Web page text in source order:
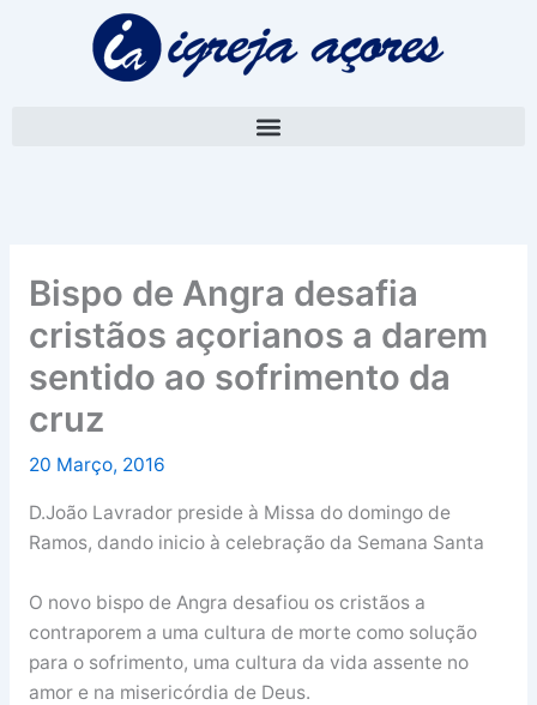
Bispo de Angra desafia
cristãos açorianos a darem
sentido ao sofrimento da
cruz
20 Março, 2016
D.João Lavrador preside à Missa do domingo de
Ramos, dando inicio à celebração da Semana Santa
O novo bispo de Angra desafiou os cristãos a
contraporem a uma cultura de morte como solução
para o sofrimento, uma cultura da vida assente no
amor e na misericórdia de Deus.